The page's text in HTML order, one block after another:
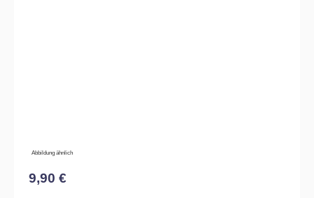
Abbildung ähnlich
9,90 €